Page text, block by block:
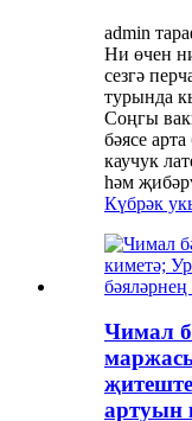
admin
Ни өчен
сезгә
турында
Соңгы
бәясе
каучук
һәм
Күбрәк
Чимал
артуын